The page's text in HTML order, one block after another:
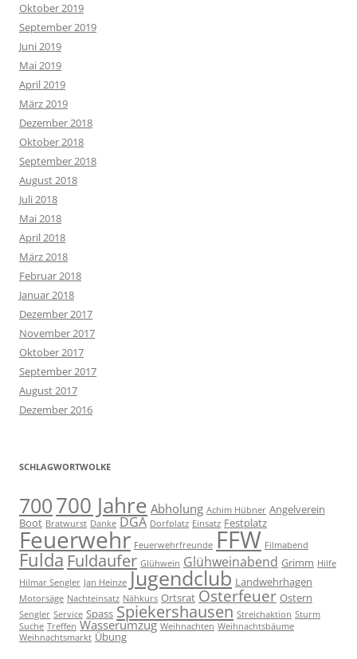
Oktober 2019
September 2019
Juni 2019
Mai 2019
April 2019
März 2019
Dezember 2018
Oktober 2018
September 2018
August 2018
Juli 2018
Mai 2018
April 2018
März 2018
Februar 2018
Januar 2018
Dezember 2017
November 2017
Oktober 2017
September 2017
August 2017
Dezember 2016
SCHLAGWORTWOLKE
700700 Jahre Abholung Achim Hübner Angelverein
Boot Bratwurst Danke DGA Dorfplatz Einsatz Festplatz
Feuerwehr Feuerwehrfreunde FFW Filmabend
Fulda Fuldaufer Glühwein Glühweinabend Grimm Hilfe
Hilmar Sengler Jan Heinze Jugendclub Landwehrhagen
Motorsäge Nachteinsatz Nähkurs Ortsrat Osterfeuer Ostern
Sengler Service Spass Spiekershausen Streichaktion Sturm
Suche Treffen Wasserumzug Weihnachten Weihnachtsbäume
Weihnachtsmarkt Übung